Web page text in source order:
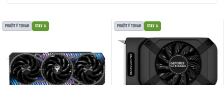
NAJPREDÁVANEJŠIE
ABECEDNE
Výpis produktov
POUŽITÝ TOVAR STAV A POUŽITÝ TOVAR STAV A